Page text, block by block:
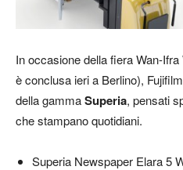
In occasione della fiera Wan-
è conclusa ieri a Berlino),
della gammaSuperia, pensati
che stampano quotidiani.
Superia Newspaper Elara 5